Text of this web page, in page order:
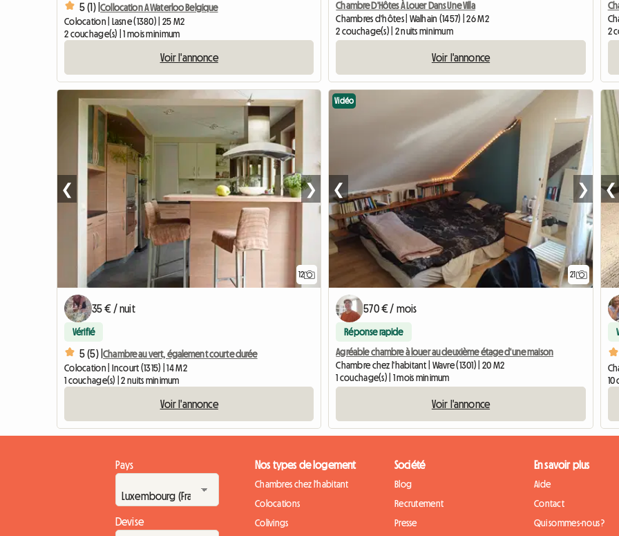
5 (1) |Collocation A Waterloo Belgique
Colocation | Lasne (1380) | 25 M2
2 couchage(s) | 1 mois minimum
Voir l'annonce
Chambre D'Hôtes À Louer Dans Une Villa
Chambres d'hôtes | Walhain (1457) | 26 M2
2 couchage(s) | 2 nuits minimum
Voir l'annonce
2
12
❮ ❯
35 € / nuit
Vérifié
5 (5) |Chambre au vert, également courte durée
Colocation | Incourt (1315) | 14 M2
1 couchage(s) | 2 nuits minimum
Voir l'annonce
21
Vidéo
❮ ❯
570 € / mois
Réponse rapide
Agréable chambre à louer au deuxième étage d'une maison
Chambre chez l'habitant | Wavre (1301) | 20 M2
1 couchage(s) | 1 mois minimum
Voir l'annonce
❮
10
Pays
Devise
Nos types de logement
Chambres chez l'habitant
Colocations
Colivings
Société
Blog
Recrutement
Presse
En savoir plus
Aide
Contact
Qui sommes-nous ?